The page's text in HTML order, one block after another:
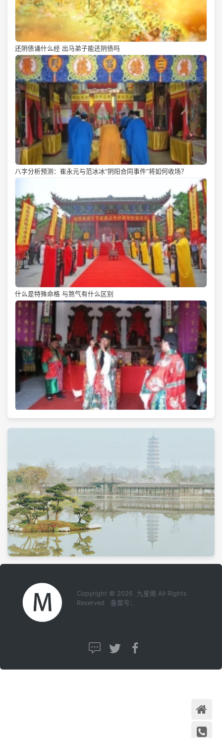
还阴债诵什么经 出马弟子能还阴债吗
八字分析预测：崔永元与范冰冰“阴阳合同事件”将如何收场？
什么是特殊命格 与煞气有什么区别
Copyright © 2026 九星阁 All Rights
Reserved 备案号：
首页